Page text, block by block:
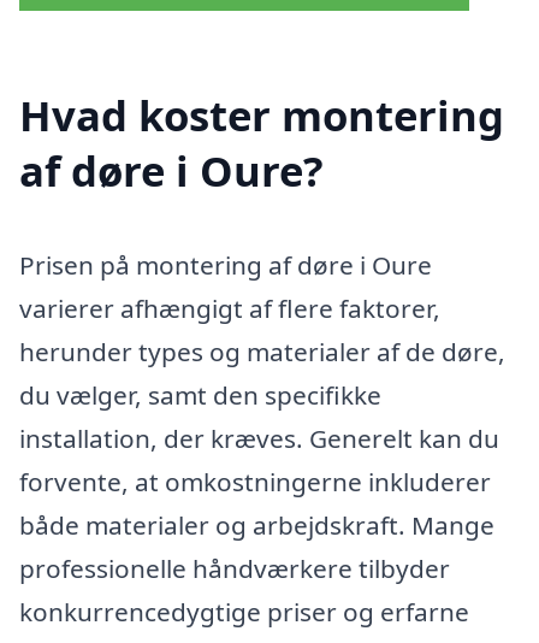
Hvad koster montering
af døre i Oure?
Prisen på montering af døre i Oure
varierer afhængigt af flere faktorer,
herunder types og materialer af de døre,
du vælger, samt den specifikke
installation, der kræves. Generelt kan du
forvente, at omkostningerne inkluderer
både materialer og arbejdskraft. Mange
professionelle håndværkere tilbyder
konkurrencedygtige priser og erfarne